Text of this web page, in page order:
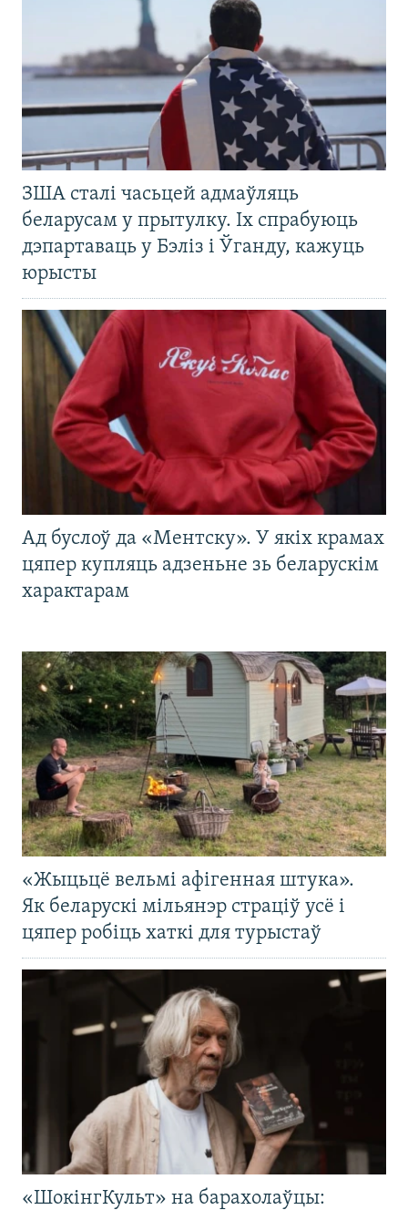
ЗША сталі часьцей адмаўляць
беларусам у прытулку. Іх спрабуюць
дэпартаваць у Бэліз і Ўганду, кажуць
юрысты
Ад буслоў да «Ментску». У якіх крамах
цяпер купляць адзеньне зь беларускім
характарам
«Жыцьцё вельмі афігенная штука».
Як беларускі мільянэр страціў усё і
цяпер робіць хаткі для турыстаў
«ШокінгКульт» на барахолаўцы: